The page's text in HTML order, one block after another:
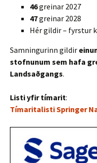
46greinar 2027
47greinar 2028
Hér gildir – fyrstur
Samningurinn gildir
stofnunum sem hafa
Landsaðgangs.
Listi yfir tímarit:
Tímaritalisti Springer